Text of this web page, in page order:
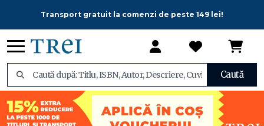
Transport gratuit la comenzi de peste 149 lei!
Caută